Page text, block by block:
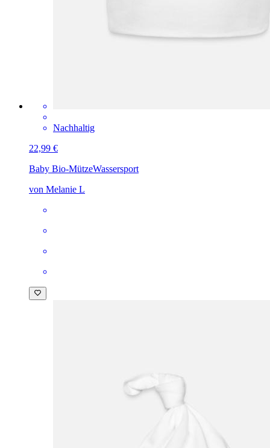
Nachhaltig
22,99 €
Baby Bio-MützeWassersport
von Melanie L